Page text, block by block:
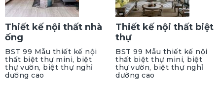
Thiết kế nội thất nhà
ống
BST 99 Mẫu thiết kế nội
thất biệt thự mini, biệt
thự vườn, biệt thự nghỉ
dưỡng cao
Thiết kế nội thất biệt
thự
BST 99 Mẫu thiết kế nội
thất biệt thự mini, biệt
thự vườn, biệt thự nghỉ
dưỡng cao